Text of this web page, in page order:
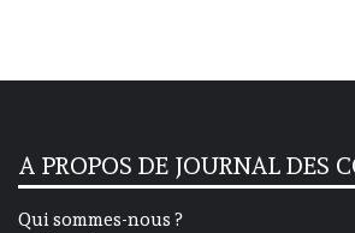
A PROPOS DE JOURNAL DES
Qui sommes-nous ?